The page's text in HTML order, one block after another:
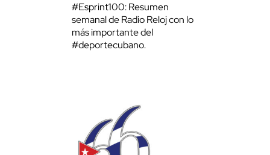
#Esprint100: Resumen
semanal de Radio Reloj con lo
más importante del
#deportecubano.